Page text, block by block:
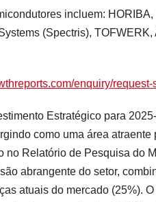
incluem: HORIBA,
(Spectris),
enquiry/
Estratégico para
como uma área atraente
Relatório de Pesquisa do
abrangente do setor,
atuais do mercado (25%).